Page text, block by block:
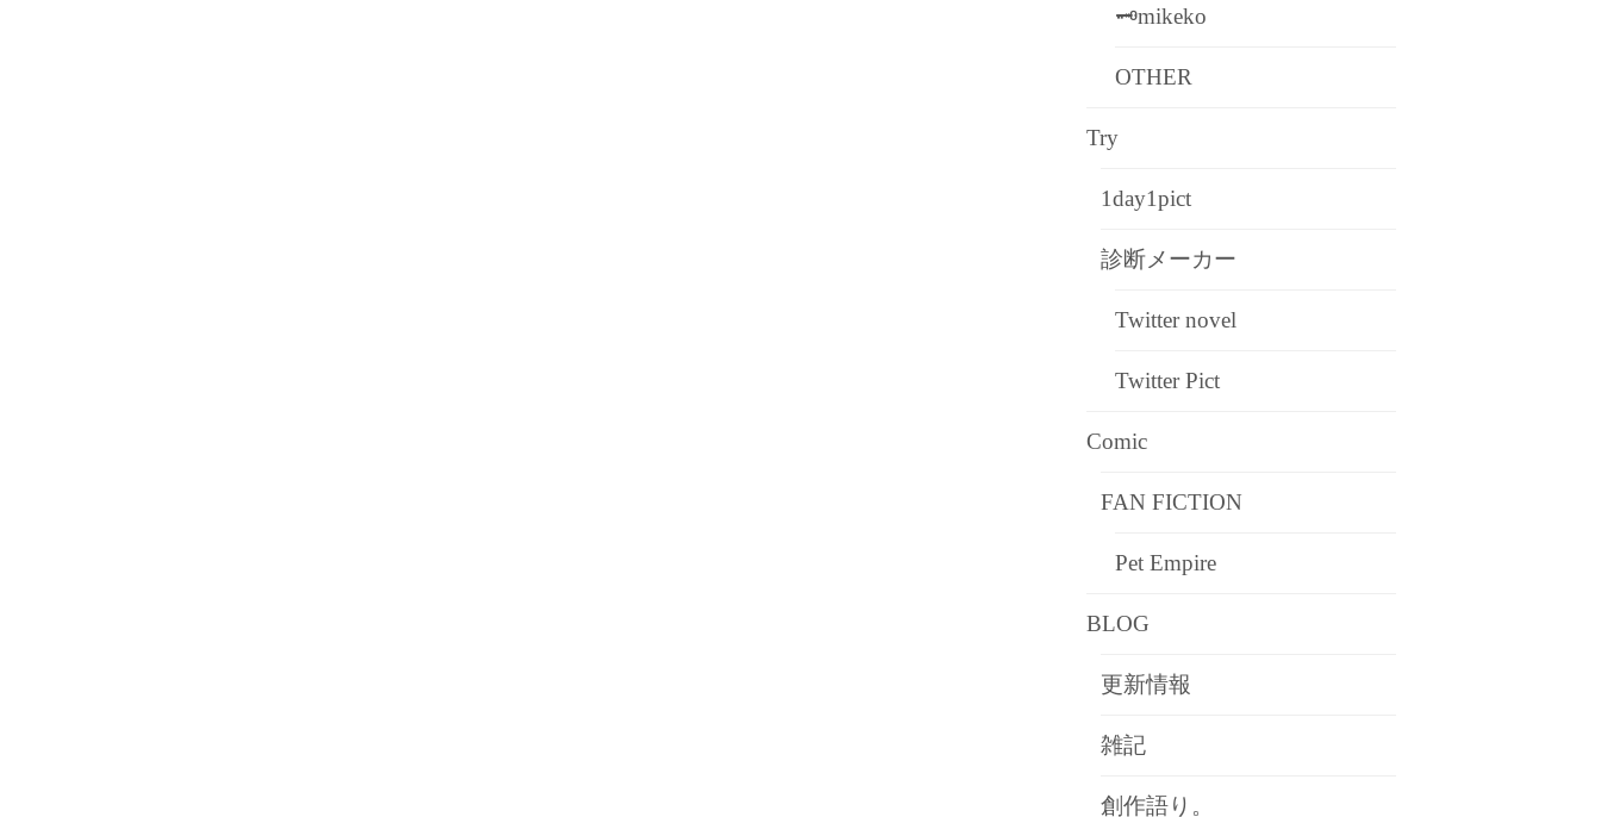
🗝mikeko
OTHER
Try
1day1pict
診断メーカー
Twitter novel
Twitter Pict
Comic
FAN FICTION
Pet Empire
BLOG
更新情報
雑記
創作語り。